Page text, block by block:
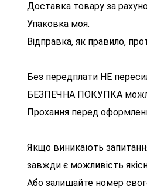
Доставка товару за
Упаковка моя.
Відправка, як правило,
Без передплати НЕ
БЕЗПЕЧНА ПОКУПКА
Прохання перед
Якщо виникають
завжди є можливість
Або залишайте номер